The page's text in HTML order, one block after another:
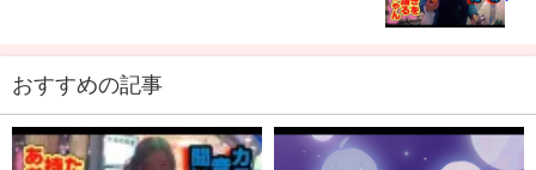
おすすめの記事